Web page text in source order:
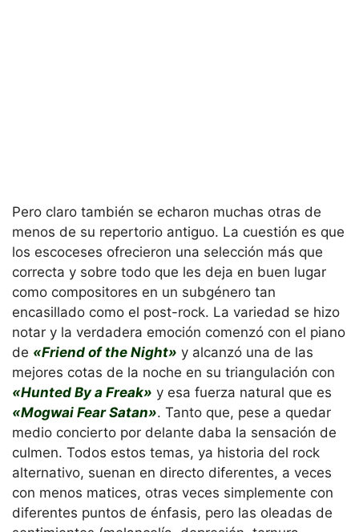
Pero claro también se echaron muchas otras de
menos de su repertorio antiguo. La cuestión es que
los escoceses ofrecieron una selección más que
correcta y sobre todo que les deja en buen lugar
como compositores en un subgénero tan
encasillado como el post-rock. La variedad se hizo
notar y la verdadera emoción comenzó con el piano
de «Friend of the Night» y alcanzó una de las
mejores cotas de la noche en su triangulación con
«Hunted By a Freak» y esa fuerza natural que es
«Mogwai Fear Satan». Tanto que, pese a quedar
medio concierto por delante daba la sensación de
culmen. Todos estos temas, ya historia del rock
alternativo, suenan en directo diferentes, a veces
con menos matices, otras veces simplemente con
diferentes puntos de énfasis, pero las oleadas de